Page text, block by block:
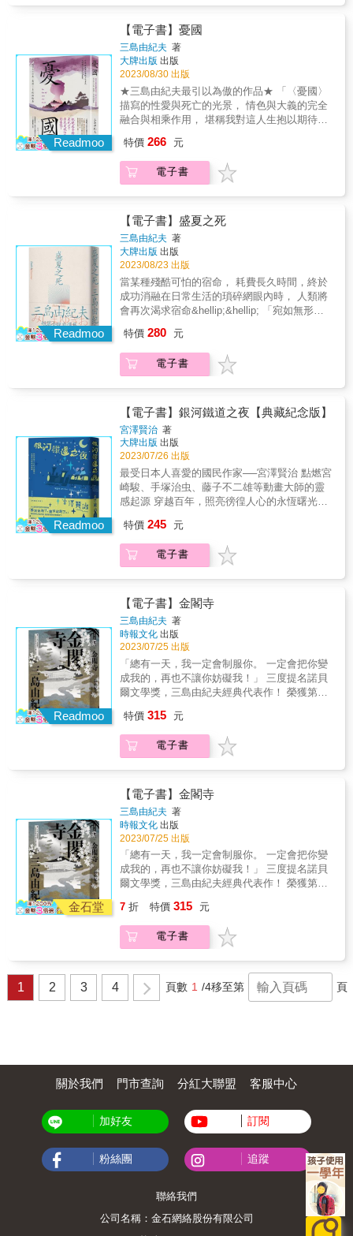
以圖利。下人原本上前制止，並痛斥其行為，
然而情況之後卻有了不一樣的發展
&hellip;&hellip; & 〈橘子〉 懷抱大包袱的邋遢
鄉下女孩，在火車上為何要千方百計地開啟車
窗？ & 〈枯野抄〉 描寫俳句大師松尾芭蕉到了
臨終時刻，前來送別的眾弟子卻各懷心思。有
研究者認為這是反映了當時文壇領袖夏目漱石
之死。 & 〈毛利老師〉 稱呼學生為「諸君」的
毛利老師，是來教英文的？還是，以其自身，
為學生上了「人生」這一課？ & 〈小白〉 家犬
小白某日忽聞鄰家的好友小黑中了捕狗人的圈
套，然而牠沒有上前幫忙，反而逃走了。結
果，後來牠發現自己一身白毛竟成了一身黑
Readmoo
【電子書】憂國
三島由紀夫 著
大牌出版 出版
2023/08/30 出版
★三島由紀夫最引以為傲的作品★ 「〈憂國〉
描寫的性愛與死亡的光景， 情色與大義的完全
融合與相乘作用， 堪稱我對這人生抱以期待的
夫，我想不出哪個作家能以如此簡單的篇幅，
精確地詮釋出『生與死』這個文學上唯一的主
題。」──花村萬月 & 〈憂國〉以真實歷史為藍
觀，及從中迸發的壯烈與哀豔之美。三島以細
緻的筆調呈現新婚夫妻純粹的性愛歡愉，以寫
實手法描述切腹的過程與肉體產生的變化，絢
爛、華麗地展現三島式的暴烈美學。 & 「中尉
目光所見之處，嘴唇便忠實地跟去描摹。高高
起伏的乳房，擁有宛如山櫻花花蕾般的乳頭，
被中尉含進嘴裡就硬了。胸脯兩側優雅落下的
手臂線條極美，那種渾圓順著手臂到手腕逐漸
變細越發巧緻，而更前端，是婚禮當天握著扇
羞帶怯地躲在每根手指的陰影中
&hellip;&hellip;」 & 「中尉想，這就是切腹
嗎？那是一團混亂的感覺，猶如天塌落在頭
志與勇氣，如今彷彿變成一根細小的鐵絲，令
人萌生一種必須緊抓著那個不放的不安。拳頭
變得濕滑。一看之下，白布與拳頭都已染血。
丁字褲也已染成通紅。在如此劇烈的痛苦中，
可見的依然可見，存在的依然存在，真是不可
思議。」 & 三島相當喜愛這部作品，甚至在一
九六五年將〈憂國〉拍成影片，從道具到分鏡
求的英雄式的死亡美學。他曾表示：「如果，
忙碌的讀者只能選讀一篇三島的小說，想把三
島的優劣一次通通濃縮成精華的小說來閱讀，
品 是通往三島文字藝術與思想核心的必讀之作
& 其中包括── ✦〈繁花盛開的森林〉：三島的
初登文壇之作，作品展現其華麗的精神世界，
浪漫派風格強烈。 ✦〈蛋〉：以滑稽鬧劇風格
諷刺現實，其「純粹的荒謬」為三島難得一見
的風格。 ✦〈寫詩的少年〉：敘述了少年時代
的三島與言語（觀念）的關係，為三島文學宿
命的起源。 ✦〈過橋〉：描寫藝妓世界的勢
利、人情冷暖。 ✦〈月〉：敘述披頭族世界的
方〉：描寫歌舞伎演員世界的虛實與幻滅，揭
示了演員在追求藝術、詮釋角色的同時，也面
臨著現實和內心情感的摩擦和衝突。 & 本書特
色 ★收錄三島十六歲至三十六歲的作品，從書
中可一窺作家風格與思考的轉變。 ★由三島由
紀夫親自集選的短篇傑作，並撰文解說，深具
代表性。 ★見證三島美學的形成與流變，並感
受三島豐富多采的文體。 &
特價 266 元
電子書
Readmoo
【電子書】盛夏之死
三島由紀夫 著
大牌出版 出版
2023/08/23 出版
當某種殘酷可怕的宿命， 耗費長久時間，終於
成功消融在日常生活的瑣碎網眼內時， 人類將
會再次渴求宿命&hellip;&hellip; 「宛如無形的
書寫， 回溯三島由紀夫文學技藝與創作脈絡的
必讀之作 本書收錄11部由三島由紀夫親自集選
的中短篇小說， 其中包括──── ✦〈香菸〉：
貫徹官能主義的傑作，亦是當代女同性戀小說
的先驅。 ✦〈翼〉：以寓言形式，描述不得不
在戰時與戰後苟活的青年悲痛。 ✦〈煙火〉：
運用極簡的恐怖小說技巧，臨摹絢爛花火背
後，當權者蒼白無力的面孔。 ✦〈離宮之
松〉、〈猜字謎〉：以「數理」元素醞釀的精
彩技術實驗。 ✦〈雨中噴泉〉：摻雜殘酷、惡
俗與詩意的可愛篇章。 以及備受讀者及評論家
讚譽的──── ✦〈盛夏之死〉：根據一起發生
砌的奇詭中篇。內容描述無憂無慮的年輕少婦
朝子，在遭遇一場逆天悲劇之後，如何在內心
的矛盾與掙扎中走出悲傷。 在灼熱倦怠的夏日
謐，卻又令人不安的悚然氣味： 「悲傷早已痊
癒，朝子卻沒有勇氣承認。她開始嘗到絕望的
味道，像是飢渴般期待著什麼&hellip;&hellip;
一家人既沒有發瘋，也無人自殺。甚至沒生過
病。幾乎可以確定那麼嚴重的悲劇幾乎未造成
任何影響，什麼也沒發生就過去了。於是朝子
無聊了。她開始等待某件事&hellip;&hellip;」
事件』為材料，創作出『虛構』的作品。藉由
與自己毫無瓜葛的故事，來吐露屬於自己的心
境。簡直就像戴上面具的『假面的告白』，他
&在這11部技術性實驗短篇中，三島以精湛技巧
描寫在「秩序」與「崩壞」間尋找平衡的日本
戰後社會，以及被規範在秩序底下的人們心
中，那股難以遏制的飢渴。 而這部自選集，亦
堪稱是回溯其創作軌跡的必讀之作，其重要性
從三島親自集選、並為之撰文解說就可見一
斑。 「與其透過第三者之手做出荒誕的臆測，
如果你還未讀過他的《金閣寺》、《假面的告
一窺這位鬼才文豪堂奧的最佳入門作。若你原
本就是喜愛三島的書迷，這11部寫於他二十一
歲到三十八歲的早期作品，更是你補足其「美
與爆裂」全貌的關鍵拼圖！ 本書特色 畢生追求
美學極致的三島由紀夫，致力追求更高超、絢
在作品中融入多樣西方的技法實驗，也是他創
作生涯的重大轉捩點。 換言之，這些三島早期
所累積的技術短篇，無疑是他日後作品朝向更
邁向美學巔峰的最佳證據。 &
特價 280 元
電子書
Readmoo
【電子書】銀河鐵道之夜【典藏紀念版】
宮澤賢治 著
大牌出版 出版
2023/07/26 出版
最受日本人喜愛的國民作家──宮澤賢治 點燃宮
崎駿、手塚治虫、藤子不二雄等動畫大師的靈
感起源 穿越百年，照亮徬徨人心的永恆曙光
空咚空咚不停奔馳， 「銀河站到了。銀河站到
了。」 眼前頓時大放光明，我真的來到天空原
野了！ & 璀璨如花的鐵道列車，駛向淺藍光芒
&hellip;&hellip; & 喬凡尼是一名家境貧困而孤
獨的少年，他每天放學後都必須打工以維持家
計，照顧重病的母親， 一邊等待出外捕魚的父
親音訊。某一天，打工結束的喬凡尼疲累地在
附近的山坡上睡著了。不知不覺中，他竟搭上
一列奇幻火車，翱翔在朦朧的淡藍色天空，並
發現自己的好朋友康內帕拉也在車上。兩人就
此展開一段繽紛夢幻的銀河鐵道之旅，彷彿夢
境一般的不可思議。然而，喬凡尼卻沒有發現
的地&hellip;&hellip; & 「無論是誰，只要做真
正的好事，就是最大的幸福吧。」 & ★日本動
畫大師宮崎駿曾在訪談中，多次提及他希望在
聞》曾進行過一項調查，請讀者投票選出「這
一千年裡你最喜歡的日本文學家」。宮澤賢治
名列第四，遠遠超過了太宰治、川端康成、三
島由紀夫、谷崎潤一郎，以及村上春樹。曾有
人形容：「每個日本人的家中一定有一本宮澤
賢治。」由此可見，宮澤賢治文學備受日本人
熱愛，具有舉足輕重的地位。 & 「我不知道怎
在正確路途的必經考驗， 無論是上坡或下坡，
都是通往真正幸福的一步。」──宮澤賢治 &
「當全世界的人都幸福的時候，才會有個人的
貢獻，也貫穿了他的文學創作。他的筆觸溫暖
且細膩，多以森林、原野及鐵軌，天空、彩虹
觀、宗教觀，與宇宙觀之濃縮，看似童趣的奇
正的幸福、生死的奧秘，與人生的意義。雖然
全書並未定稿，由於作品綺麗夢幻的獨特風
影、動畫和演劇。在不少動畫大師的作品中也
能看到，他們埋下了巧思向這位「為日本造夢
女》、藤子不二雄《大雄與銀河超特急》等。
& 本書特色 ⭐ 收錄11篇宮澤賢治的經典短篇小
說 ⭐ 人氣插畫家葉懿瑩獨家繪製精美插畫，引
特價 245 元
電子書
Readmoo
【電子書】金閣寺
三島由紀夫 著
時報文化 出版
2023/07/25 出版
「總有一天，我一定會制服你。 一定會把你變
成我的，再也不讓你妨礙我！」 三度提名諾貝
爾文學獎，三島由紀夫經典代表作！ 榮獲第八
只凝思美這件事，人類就會在不知不覺中碰上
世間最黑暗的思想。」 一九五○年七月二日凌
晨時分，日本京都的著名國寶金閣寺發生大
生，他供稱自己因為嫉妒金閣寺的美而點燃了
犯罪的火焰&hellip;&hellip; 當紅作家三島由紀
夫得知此事後，決定親赴現場考察，並將這個
事件改編成小說。三島以受過法學訓練的理性
文體娓娓道來，在戰爭中和戰爭後的時代背景
下，重度口吃的學生僧人溝口的宿命，以及其
對高聳在自己和人生之間的金閣之美的詛咒和
執著的矛盾心理。 難以把話及時說出口的溝
口，他的感情總是慢了一步，現實來到他眼前
豪。這樣一個無法順利與世界連結的年輕人，
曾經唯有美得不可方物的金閣寺才是他的心之
所在，然而，金閣卻總是處處阻礙他的人生，
時時如影隨形： & 「女人和我之間、人生和我
之間，總是橫亙著金閣。 於是，每當我試圖抓
住東西， 觸手之處都瞬間灰飛煙滅，人生展望
《金閣寺》中，文字完全不是感性而柔軟的，
而是理性、堅硬而緻密的，這是一種有別於絕
而，《金閣寺》不僅成為三島最成功的代表
作，更是日本經典中的經典。 & 榮獲第八屆讀
賣文學獎！ 日本狂銷362萬冊！ &
特價 315 元
電子書
金石堂
【電子書】金閣寺
三島由紀夫 著
時報文化 出版
2023/07/25 出版
「總有一天，我一定會制服你。 一定會把你變
成我的，再也不讓你妨礙我！」 三度提名諾貝
爾文學獎，三島由紀夫經典代表作！ 榮獲第八
只凝思美這件事，人類就會在不知不覺中碰上
世間最黑暗的思想。」 一九五○年七月二日凌
晨時分，日本京都的著名國寶金閣寺發生大
生，他供稱自己因為嫉妒金閣寺的美而點燃了
犯罪的火焰&hellip;&hellip; 當紅作家三島由紀
對高聳在自己和人生之間的金閣之美的詛咒和
執著的矛盾心理。 難以把話及時說出口的溝
時早已不新鮮，不被他人理解成了他唯一的自
豪。這樣一個無法順利與世界連結的年輕人，
所在，然而，金閣卻總是處處阻礙他的人生，
時時如影隨形： & 「女人和我之間、人生和我
之間，總是橫亙著金閣。 於是，每當我試圖抓
住東西， 觸手之處都瞬間灰飛煙滅，人生展望
都變成了荒漠。」 & 於是，溝口決定，為了自
己能真正地面對太陽，世界必須毀滅；因此，
7 折 特價 315 元
電子書
1 2 3 4 頁數 1 /4移至第 頁
關於我們 門市查詢 分紅大聯盟 客服中心
加好友 訂閱
粉絲團 追蹤
聯絡我們
公司名稱：金石網絡股份有限公司